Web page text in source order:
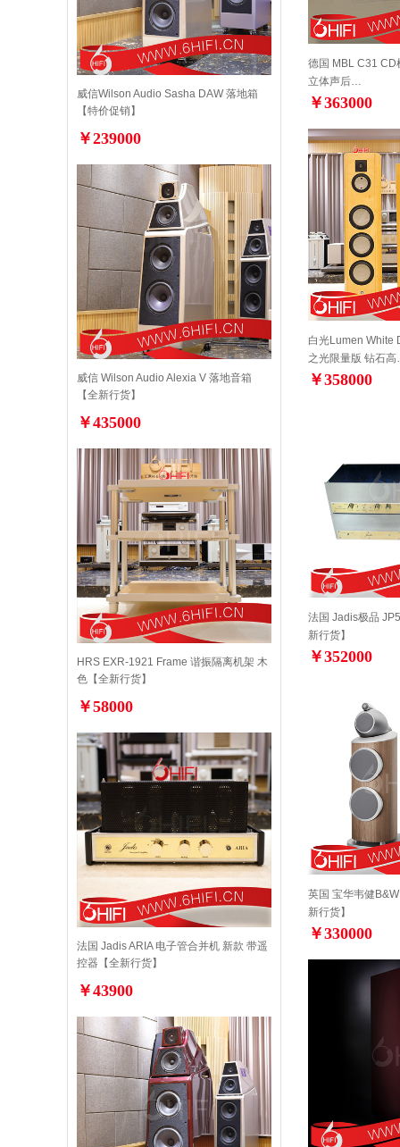
威信Wilson Audio Sasha DAW 落地箱
【特价促销】
￥239000
威信 Wilson Audio Alexia V 落地音箱
【全新行货】
￥435000
HRS EXR-1921 Frame 谐振隔离机架 木
色【全新行货】
￥58000
法国 Jadis ARIA 电子管合并机 新款 带遥
控器【全新行货】
￥43900
德国 MBL C31 CD
立体声后…
￥363000
白光Lumen White
之光限量版 钻石
￥358000
法国 Jadis极品
新行货】
￥352000
英国 宝华韦健
新行货】
￥330000